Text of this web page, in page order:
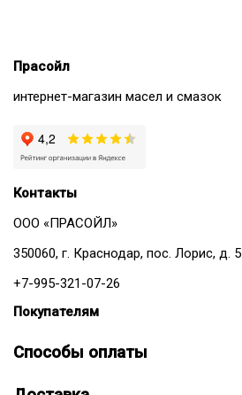
Прасойл
интернет-магазин масел и смазок
Контакты
ООО «ПРАСОЙЛ»
350060, г. Краснодар, пос. Лорис, д. 5
+7-995-321-07-26
Покупателям
Способы оплаты